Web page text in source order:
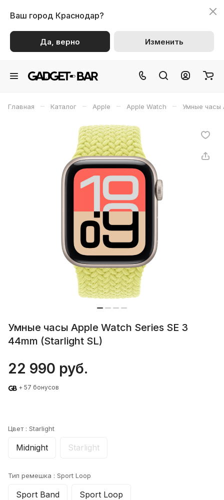
Ваш город Краснодар?
Да, верно Изменить
Главная – Каталог – Apple – Apple Watch – Умные часы
Умные часы Apple Watch Series SE 3
44mm (Starlight SL)
22 990 руб.
+ 57 бонусов
Цвет : Starlight
Midnight Starlight
Тип ремешка : Sport Loop
Sport Band Sport Loop